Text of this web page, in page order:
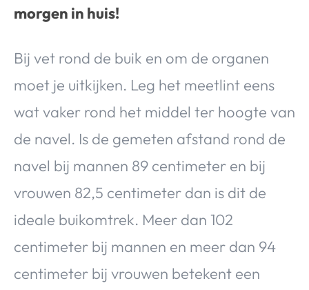
morgen in huis!
Bij vet rond de buik en om de organen
moet je uitkijken. Leg het meetlint eens
wat vaker rond het middel ter hoogte van
de navel. Is de gemeten afstand rond de
navel bij mannen 89 centimeter en bij
vrouwen 82,5 centimeter dan is dit de
ideale buikomtrek. Meer dan 102
centimeter bij mannen en meer dan 94
centimeter bij vrouwen betekent een